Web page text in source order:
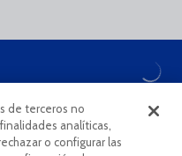
de terceros no
analíticas,
o configurar las